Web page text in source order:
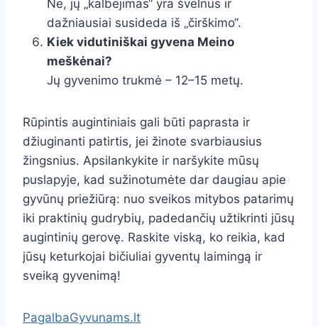
Ne, jų „kalbėjimas“ yra švelnus ir
dažniausiai susideda iš „čirškimo“.
Kiek vidutiniškai gyvena Meino
meškėnai?
Jų gyvenimo trukmė – 12–15 metų.
Rūpintis augintiniais gali būti paprasta ir
džiuginanti patirtis, jei žinote svarbiausius
žingsnius. Apsilankykite ir naršykite mūsų
puslapyje, kad sužinotumėte dar daugiau apie
gyvūnų priežiūrą: nuo sveikos mitybos patarimų
iki praktinių gudrybių, padedančių užtikrinti jūsų
augintinių gerovę. Raskite viską, ko reikia, kad
jūsų keturkojai bičiuliai gyventų laimingą ir
sveiką gyvenimą!
PagalbaGyvunams.lt